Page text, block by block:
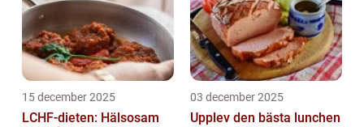
15 december 2025
LCHF-dieten: Hälsosam
03 december 2025
Upplev den bästa lunchen